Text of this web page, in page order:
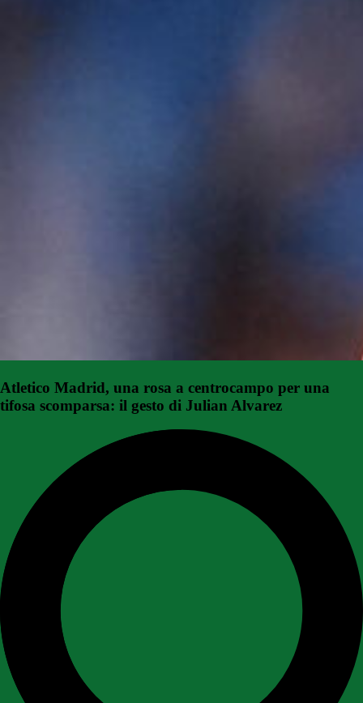
Atletico Madrid, una rosa a centrocampo per una
tifosa scomparsa: il gesto di Julian Alvarez